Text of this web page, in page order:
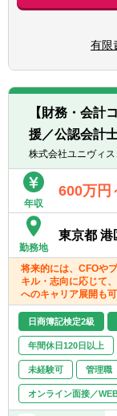
有限
【財務・会計
援／公認会計
株式会社ユニヴィ
年収
600万円
勤務地
東京都 港
将来的には、CFOや
キル・志向に応じて
へのキャリア展開も可
日商簿記検定2級
年間休日120日以上
未経験可 管理職
オンライン面接／